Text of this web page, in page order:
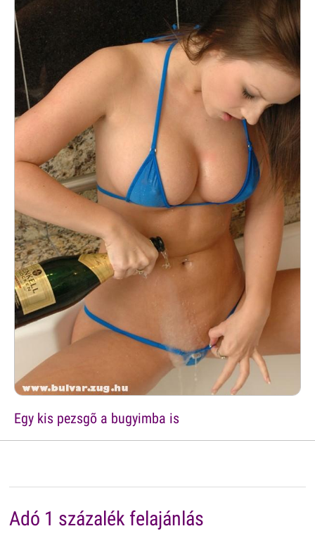
Egy kis pezsgõ a bugyimba is
Adó 1 százalék felajánlás